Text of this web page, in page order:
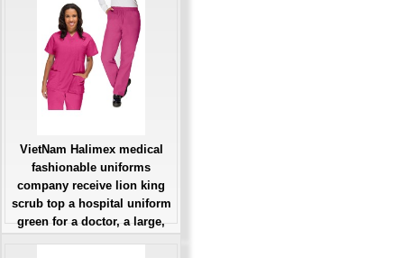
Đặt hàng
VietNam Halimex medical
fashionable uniforms
company receive lion king
scrub top a hospital uniform
green for a doctor, a large,